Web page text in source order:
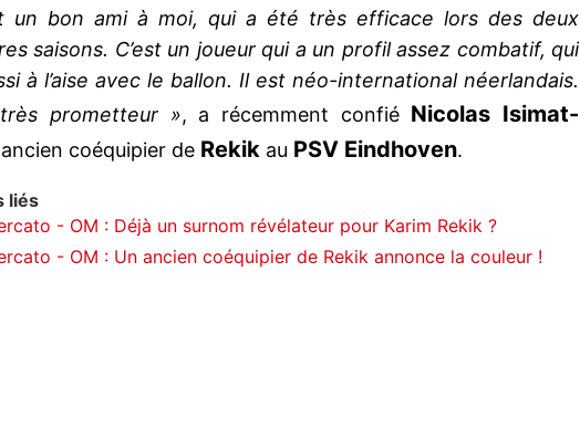
un bon ami à moi, qui a été très efficace lors des deux
saisons. C’est un joueur qui a un profil assez combatif, qui
à l’aise avec le ballon. Il est néo-international néerlandais.
prometteur », a récemment confié Nicolas Isimat-
coéquipier de Rekik au PSV Eindhoven.
liés
- OM : Déjà un surnom révélateur pour Karim Rekik ?
- OM : Un ancien coéquipier de Rekik annonce la couleur !